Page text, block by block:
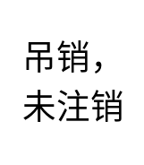
吊销，
未注销